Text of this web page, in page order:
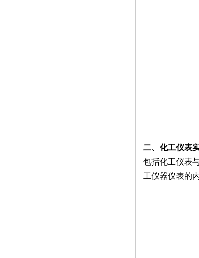
二、化工仪表
包括化工仪表
工仪器仪表的